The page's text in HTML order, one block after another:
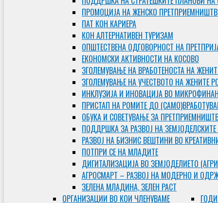
ПРОМОЦИЈА НА ЖЕНСКО
ПАТ КОН КАРИЕРА
КОН АЛТЕРНАТИВЕН ТУРИЗАМ
ОПШТЕСТВЕНА ОДГОВОРНОСТ НА
ЕКОНОМСКИ АКТИВНОСТИ НА КОСОВО
ЗГОЛЕМУВАЊЕ НА ВРАБОТЕНОСТА НА
ЗГОЛЕМУВАЊЕ НА УЧЕСТВОТО НА ЖЕНИТЕ
ИНКЛУЗИЈА И ИНОВАЦИЈА ВО
ПРИСТАП НА РОМИТЕ ДО
ОБУКА И СОВЕТУВАЊЕ ЗА
ПОДДРШКА ЗА РАЗВОЈ НА
РАЗВОЈ НА БИЗНИС ВЕШТИНИ ВО
ПОТПРИ СЕ НА МЛАДИТЕ
ДИГИТАЛИЗАЦИЈА ВО ЗЕМЈОДЕЛИЕТО
АГРОСМАРТ – РАЗВОЈ НА МОДЕРНО И
ЗЕЛЕНА МЛАДИНА, ЗЕЛЕН РАСТ
ОРГAНИЗАЦИИ ВО КОИ ЧЛЕНУВАМЕ